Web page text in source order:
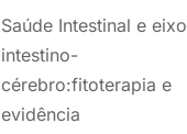
Saúde Intestinal e eixo
intestino-
cérebro:fitoterapia e
evidência